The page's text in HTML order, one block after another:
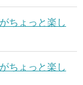
ちょっと楽し
ちょっと楽し